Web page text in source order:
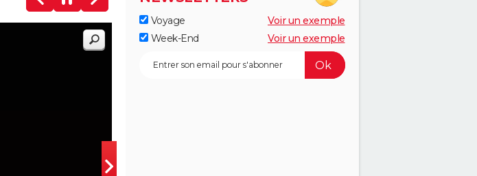
Voyage
Voir un exemple
Week-End
Voir un exemple